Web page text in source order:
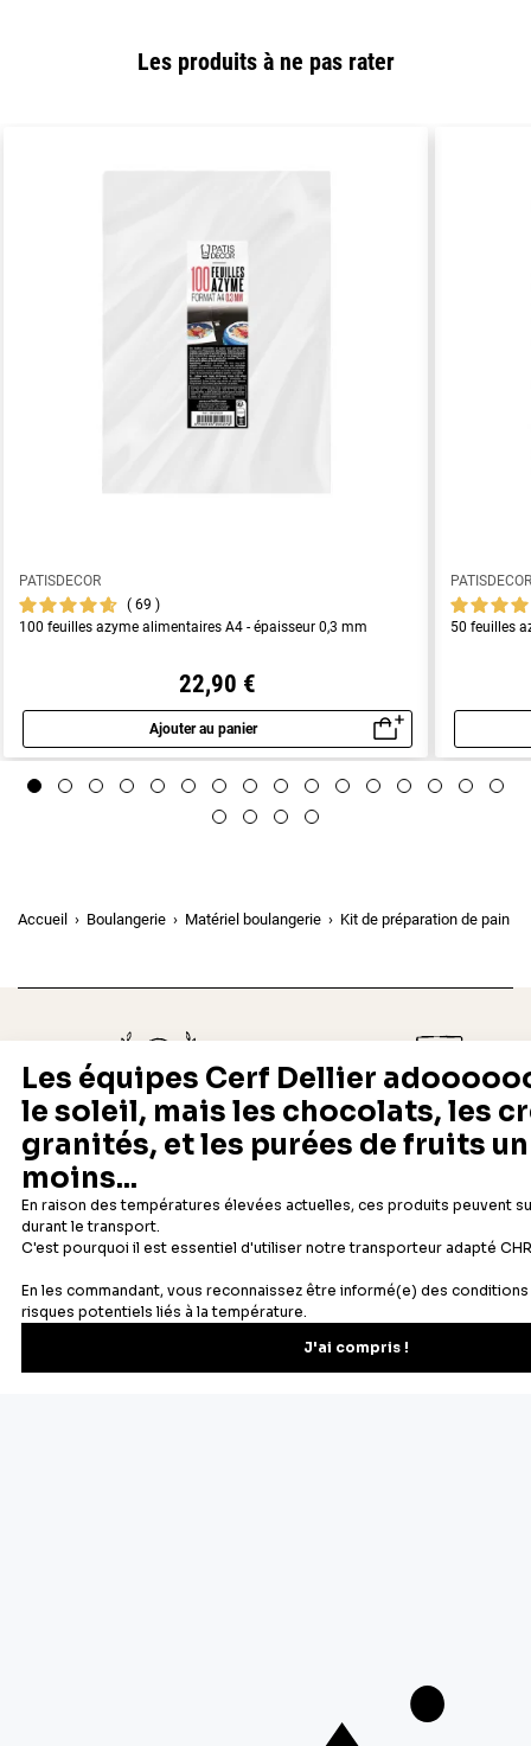
Les produits à ne pas rater
PATISDECOR
69
100 feuilles azyme alimentaires A4 - épaisseur 0,3 mm
22,90 €
Ajouter au panier
Aperçu rapide
50 feuilles
Accueil Boulangerie Matériel boulangerie Kit de préparation de pain
Depuis 1932
Fabricant français reconnu
Livraison rapide 24/48h
Offerte dès 69 € en point
Newsletter
Recevez les recettes, astuces et offres spéciales.